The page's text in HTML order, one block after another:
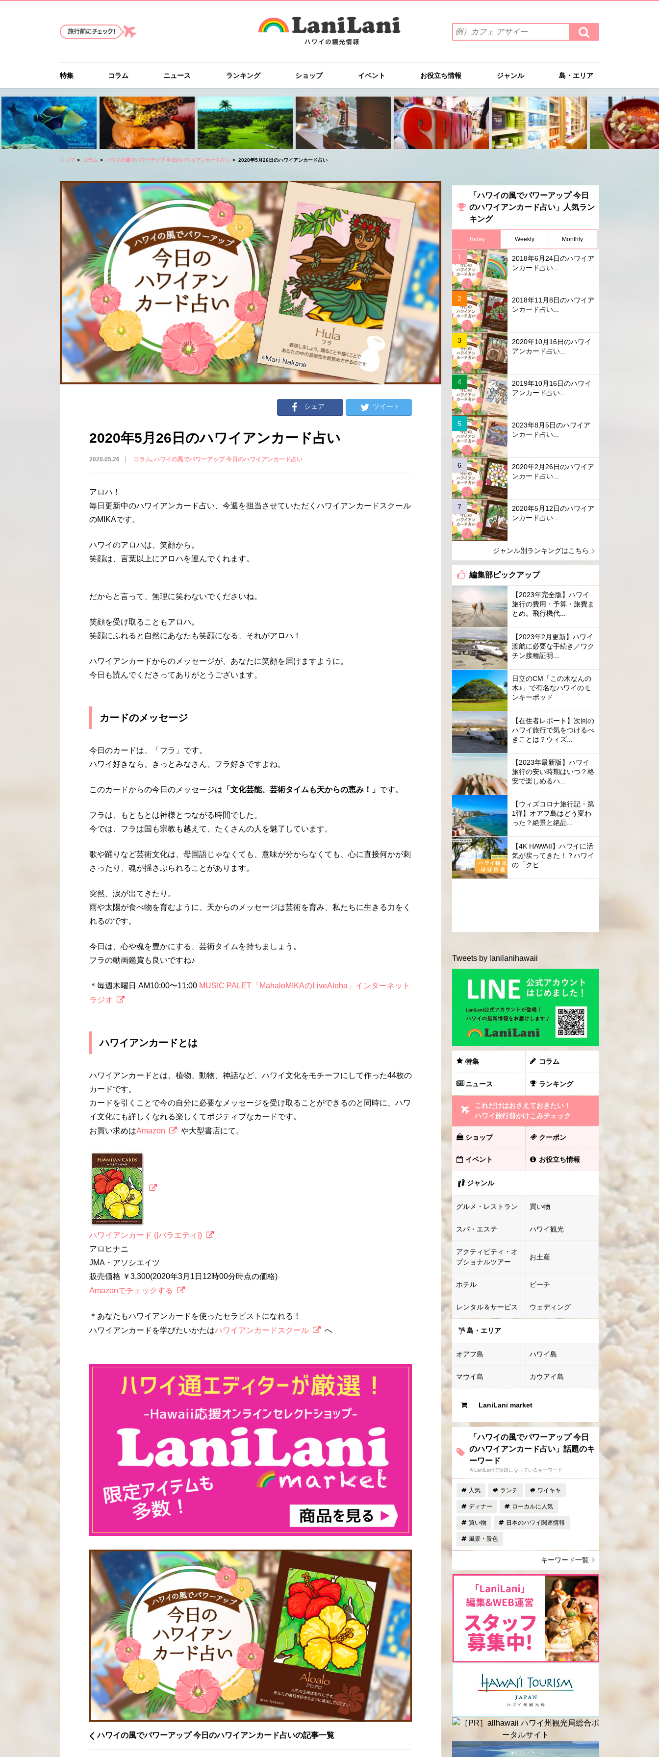
索
ワ
を
入
力
(例）
カ
フ
ェ
イ
検
索
す
特集 コラム ニュース ランキング ショップ イベント お役立ち情報 ジャンル 島・エリア
トップ コラム ハワイの風でパワーアップ 今日のハワイアンカード占い 2020年5月26日のハワイアンカード占い
シェア ツイート
2020年5月26日のハワイアンカード占い
2020.05.26 コラム ハワイの風でパワーアップ 今日のハワイアンカード占い
アロハ！
毎日更新中のハワイアンカード占い、今週を担当させていただくハワイアンカードスクール
のMIKAです。
ハワイのアロハは、笑顔から。
笑顔は、言葉以上にアロハを運んでくれます。
だからと言って、無理に笑わないでくださいね。
笑顔を受け取ることもアロハ。
笑顔にふれると自然にあなたも笑顔になる、それがアロハ！
ハワイアンカードからのメッセージが、あなたに笑顔を届けますように。
今日も読んでくださってありがとうございます。
カードのメッセージ
今日のカードは、「フラ」です。
ハワイ好きなら、きっとみなさん、フラ好きですよね。
このカードからの今日のメッセージは 「文化芸能、芸術タイムも天からの恵み！」 です。
フラは、もともとは神様とつながる時間でした。
今では、フラは国も宗教も越えて、たくさんの人を魅了しています。
歌や踊りなど芸術文化は、母国語じゃなくても、意味が分からなくても、心に直接何かが刺
さったり、魂が揺さぶられることがあります。
突然、涙が出てきたり。
雨や太陽が食べ物を育むように、天からのメッセージは芸術を育み、私たちに生きる力をく
れるのです。
今日は、心や魂を豊かにする、芸術タイムを持ちましょう。
フラの動画鑑賞も良いですね♪
＊毎週木曜日 AM10:00〜11:00 MUSIC PALET「MahaloMIKAのLiveAloha」インターネット
ラジオ
ハワイアンカードとは
ハワイアンカードとは、植物、動物、神話など、ハワイ文化をモチーフにして作った44枚の
カードです。
カードを引くことで今の自分に必要なメッセージを受け取ることができるのと同時に、ハワ
イ文化にも詳しくなれる楽しくてポジティブなカードです。
お買い求めはAmazon や大型書店にて。
ハワイアンカード ([バラエティ])
アロヒナニ
JMA・アソシエイツ
販売価格 ￥3,300(2020年3月1日12時00分時点の価格)
Amazonでチェックする
＊あなたもハワイアンカードを使ったセラピストになれる！
ハワイアンカードを学びたいかたはハワイアンカードスクール へ
ハワイの風でパワーアップ 今日のハワイアンカード占いの記事一覧
「ハワイの風でパワーアップ 今日
のハワイアンカード占い」人気ラン
キング
Today Weekly Monthly
2018年6月24日のハワイア
ンカード占い...
2018年11月8日のハワイア
ンカード占い...
2020年10月16日のハワイ
アンカード占い...
2019年10月16日のハワイ
アンカード占い...
2023年8月5日のハワイア
ンカード占い...
2020年2月26日のハワイア
ンカード占い...
2020年5月12日のハワイア
ンカード占い...
ジャンル別ランキングはこちら
編集部ピックアップ
【2023年完全版】ハワイ
旅行の費用・予算・旅費ま
とめ。飛行機代...
【2023年2月更新】ハワイ
渡航に必要な手続き／ワク
チン接種証明...
日立のCM「この木なんの
木♪」で有名なハワイのモ
ンキーポッド
【在住者レポート】次回の
ハワイ旅行で気をつけるべ
きことは？ウィズ...
【2023年最新版】ハワイ
旅行の安い時期はいつ？格
安で楽しめるハ...
【ウィズコロナ旅行記・第
1弾】オアフ島はどう変わ
った？絶景と絶品...
【4K HAWAII】ハワイに活
気が戻ってきた！？ハワイ
の「クヒ...
Tweets by lanilanihawaii
特集 コラム
ニュース ランキング
これだけはおさえておきたい！
ハワイ旅行前かけこみチェック
ショップ クーポン
イベント お役立ち情報
ジャンル
グルメ・レストラン 買い物
スパ・エステ ハワイ観光
アクティビティ・オ
プショナルツアー
お土産
ホテル ビーチ
レンタル＆サービス ウェディング
島・エリア
オアフ島 ハワイ島
マウイ島 カウアイ島
LaniLani market
「ハワイの風でパワーアップ 今日
のハワイアンカード占い」話題のキ
ーワード
今LaniLaniで話題になっているキーワード
人気 ランチ ワイキキ
ディナー ローカルに人気
買い物 日本のハワイ関連情報
風景・景色
キーワード一覧